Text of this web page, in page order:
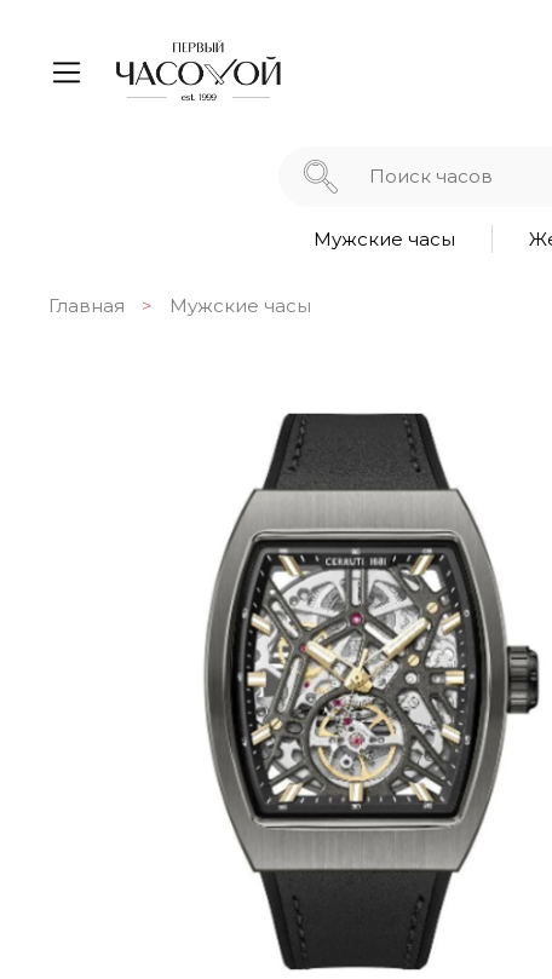
Мужские часы
Главная Мужские часы